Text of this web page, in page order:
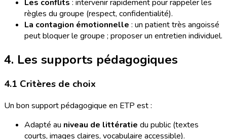
Les conflits : intervenir rapidement pour rappeler les
règles du groupe (respect, confidentialité).
La contagion émotionnelle : un patient très angoissé
peut bloquer le groupe ; proposer un entretien individuel.
4. Les supports pédagogiques
4.1 Critères de choix
Un bon support pédagogique en ETP est :
Adapté au niveau de littératie du public (textes
courts, images claires, vocabulaire accessible).